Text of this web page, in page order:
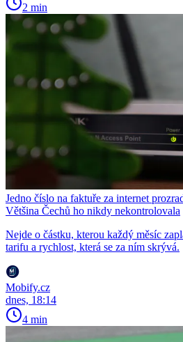
2 min
Jedno číslo na faktuře za internet
Většina Čechů ho nikdy nekontrolovala
Nejde o částku, kterou každý měsíc
tarifu a rychlost, která se za ním skrývá.
Mobify.cz
dnes, 18:14
4 min